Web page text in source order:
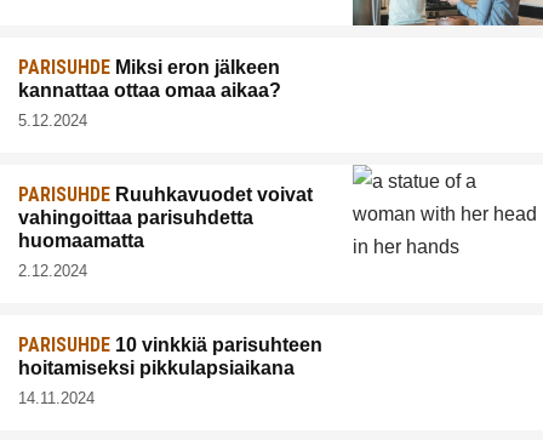
PARISUHDE Miksi eron jälkeen
kannattaa ottaa omaa aikaa?
5.12.2024
PARISUHDE Ruuhkavuodet voivat
vahingoittaa parisuhdetta
huomaamatta
2.12.2024
PARISUHDE 10 vinkkiä parisuhteen
hoitamiseksi pikkulapsiaikana
14.11.2024